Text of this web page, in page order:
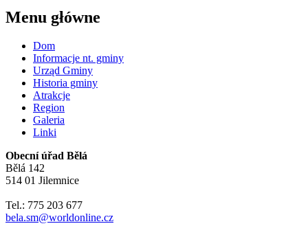
Menu główne
Dom
Informacje nt. gminy
Urząd Gminy
Historia gminy
Atrakcje
Region
Galeria
Linki
Obecní úřad Bělá
Bělá 142
514 01 Jilemnice
Tel.: 775 203 677
bela.sm@worldonline.cz